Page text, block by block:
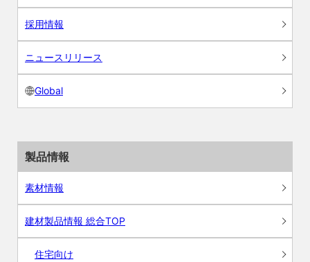
採用情報
ニュースリリース
Global
製品情報
素材情報
建材製品情報 総合TOP
住宅向け